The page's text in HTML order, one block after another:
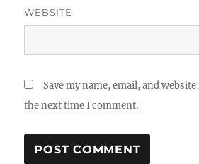
WEBSITE
Save my name, email, and
the next time I comment.